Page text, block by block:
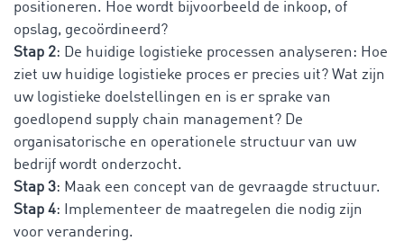
positioneren. Hoe wordt bijvoorbeeld de inkoop, of
opslag, gecoördineerd?
Stap 2: De huidige logistieke processen analyseren: Hoe
ziet uw huidige logistieke proces er precies uit? Wat zijn
uw logistieke doelstellingen en is er sprake van
goedlopend supply chain management? De
organisatorische en operationele structuur van uw
bedrijf wordt onderzocht.
Stap 3: Maak een concept van de gevraagde structuur.
Stap 4: Implementeer de maatregelen die nodig zijn
voor verandering.